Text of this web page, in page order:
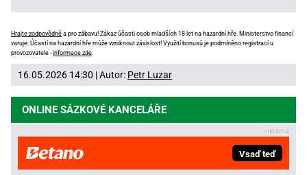
Hrajte zodpovědně a pro zábavu! Zákaz účasti osob mladších 18 let na hazardní hře. Ministerstvo financí
varuje: Účastí na hazardní hře může vzniknout závislost! Využití bonusů je podmíněno registrací u
provozovatele -informace zde.
16.05.2026 14:30 | Autor: Petr Luzar
ONLINE SÁZKOVÉ KANCELÁŘE
Vsaď teď